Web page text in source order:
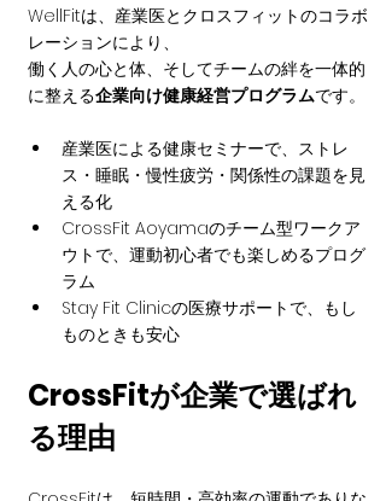
WellFitは、産業医とクロスフィットのコラボ
レーションにより、
働く人の心と体、そしてチームの絆を一体的
に整える企業向け健康経営プログラムです。
産業医による健康セミナーで、ストレ
ス・睡眠・慢性疲労・関係性の課題を見
える化
CrossFit Aoyamaのチーム型ワークア
ウトで、運動初心者でも楽しめるプログ
ラム
Stay Fit Clinicの医療サポートで、もし
ものときも安心
CrossFitが企業で選ばれ
る理由